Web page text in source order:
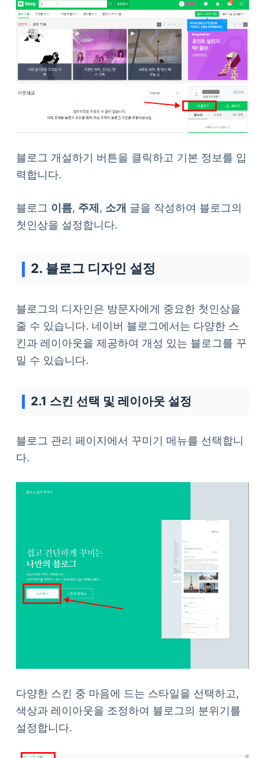
블로그 개설하기 버튼을 클릭하고 기본 정보를 입
력합니다.
블로그 이름, 주제, 소개 글을 작성하여 블로그의
첫인상을 설정합니다.
2. 블로그 디자인 설정
블로그의 디자인은 방문자에게 중요한 첫인상을
줄 수 있습니다. 네이버 블로그에서는 다양한 스
킨과 레이아웃을 제공하여 개성 있는 블로그를 꾸
밀 수 있습니다.
2.1 스킨 선택 및 레이아웃 설정
블로그 관리 페이지에서 꾸미기 메뉴를 선택합니
다.
다양한 스킨 중 마음에 드는 스타일을 선택하고,
색상과 레이아웃을 조정하여 블로그의 분위기를
설정합니다.